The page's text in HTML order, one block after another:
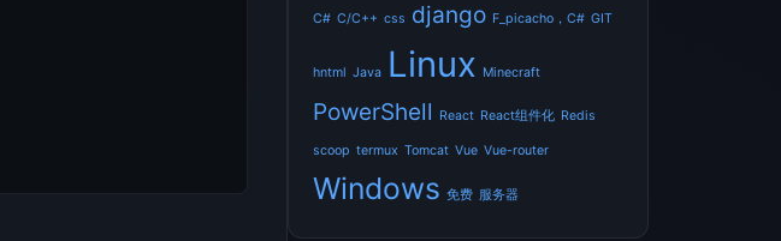
C# C/C++ css django F_picacho，C# GIT
hntml Java Linux Minecraft
PowerShell React React组件化 Redis
scoop termux Tomcat Vue Vue-router
Windows 免费 服务器